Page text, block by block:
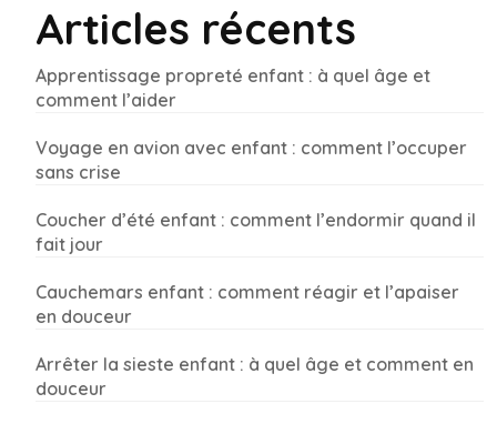
Articles récents
Apprentissage propreté enfant : à quel âge et
comment l’aider
Voyage en avion avec enfant : comment l’occuper
sans crise
Coucher d’été enfant : comment l’endormir quand il
fait jour
Cauchemars enfant : comment réagir et l’apaiser
en douceur
Arrêter la sieste enfant : à quel âge et comment en
douceur